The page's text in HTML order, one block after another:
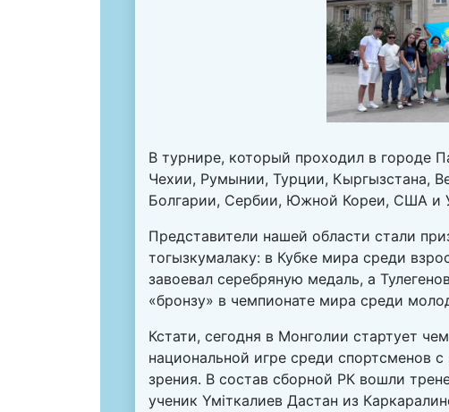
В турнире, который проходил в городе
Чехии, Румынии, Турции, Кыргызстана,
Болгарии, Сербии, Южной Кореи, США и
Представители нашей области стали
тогызкумалаку: в Кубке мира среди
завоевал серебряную медаль, а
«бронзу» в чемпионате мира среди
Кстати, сегодня в Монголии стартует
национальной игре среди спортсменов
зрения. В состав сборной РК вошли
ученик Үміткалиев Дастан из